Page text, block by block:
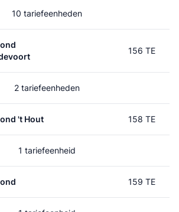
10 tariefeenheden
156 TE
2 tariefeenheden
't Hout 158 TE
1 tariefeenheid
159 TE